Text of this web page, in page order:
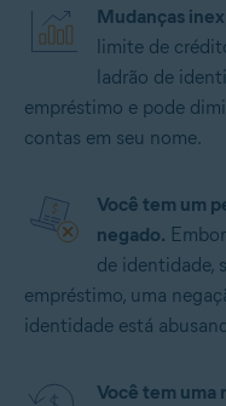
Mudanças
limite de
ladrão de
empréstimo e pode
contas em seu nome.
Você tem um
negado.
de identidade,
empréstimo, uma
identidade está
Você tem uma